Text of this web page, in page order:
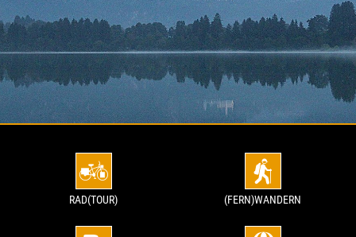
RAD(TOUR) (FERN)WANDERN